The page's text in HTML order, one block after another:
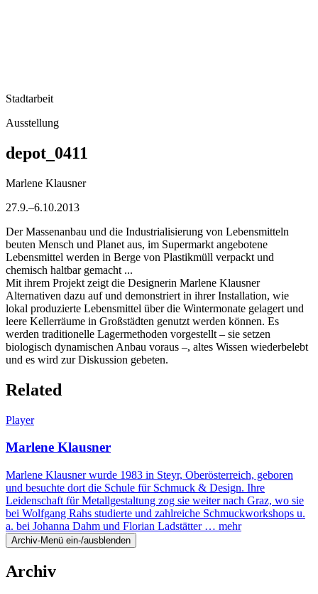
Stadtarbeit
Ausstellung
depot_0411
Marlene Klausner
27.9.–6.10.2013
Der Massenanbau und die Industrialisierung von Lebensmitteln
beuten Mensch und Planet aus, im Supermarkt angebotene
Lebensmittel werden in Berge von Plastikmüll verpackt und
chemisch haltbar gemacht ...
Mit ihrem Projekt zeigt die Designerin Marlene Klausner
Alternativen dazu auf und demonstriert in ihrer Installation, wie
lokal produzierte Lebensmittel über die Wintermonate gelagert und
leere Kellerräume in Großstädten genutzt werden können. Es
werden traditionelle Lagermethoden vorgestellt – sie setzen
biologisch dynamischen Anbau voraus –, altes Wissen wiederbelebt
und es wird zur Diskussion gebeten.
Related
Player
Marlene Klausner
Marlene Klausner wurde 1983 in Steyr, Oberösterreich, geboren
und besuchte dort die Schule für Schmuck & Design. Ihre
Leidenschaft für Metallgestaltung zog sie weiter nach Graz, wo sie
bei Wolfgang Rahs studierte und zahlreiche Schmuckworkshops u.
a. bei Johanna Dahm und Florian Ladstätter … mehr
Archiv-Menü ein-/ausblenden
Archiv